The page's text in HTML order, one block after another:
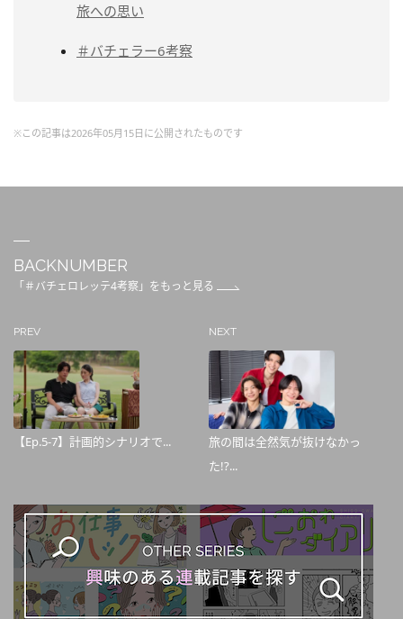
旅への思い
＃バチェラー6考察
※この記事は2026年05月15日に公開されたものです
BACKNUMBER
「＃バチェロレッテ4考察」をもっと見る
PREV
【Ep.5-7】計画的シナリオで...
NEXT
旅の間は全然気が抜けなかっ
た!?...